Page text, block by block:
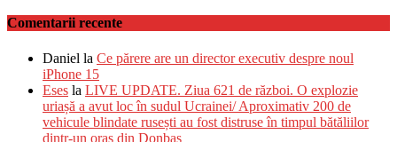
Comentarii recente
Daniel la Ce părere are un director executiv despre noul
iPhone 15
Eses la LIVE UPDATE. Ziua 621 de război. O explozie
uriașă a avut loc în sudul Ucrainei/ Aproximativ 200 de
vehicule blindate rusești au fost distruse în timpul bătăliilor
dintr-un oraș din Donbas